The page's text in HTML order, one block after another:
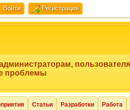
Войти Регистрация
проблемы
Статьи Разработки Работа